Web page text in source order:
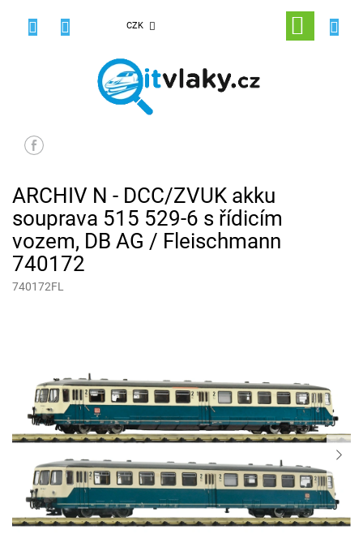
CZK
NÁKUPNÍ
KOŠÍK
ARCHIV N - DCC/ZVUK akku
souprava 515 529-6 s řídicím
vozem, DB AG / Fleischmann
740172
740172FL